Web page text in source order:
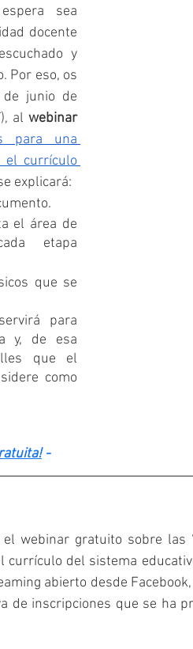
sea
docente
y
Por eso, os
junio de
al webinar
para una
el currículo
explicará:
el área de
etapa
que se
para
y, de esa
que el
como
-
webinar gratuito sobre las
currículo del sistema
abierto desde
de inscripciones que se ha